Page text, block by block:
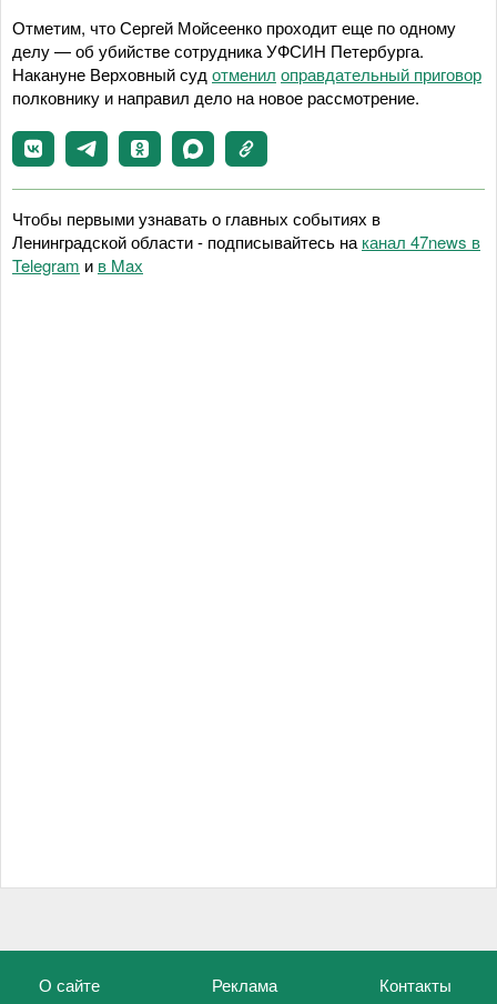
Отметим, что Сергей Мойсеенко проходит еще по одному
делу — об убийстве сотрудника УФСИН Петербурга.
Накануне Верховный суд отменил оправдательный приговор
полковнику и направил дело на новое рассмотрение.
Чтобы первыми узнавать о главных событиях в
Ленинградской области - подписывайтесь на канал 47news в
Telegram и в Maх
О сайте Реклама Контакты